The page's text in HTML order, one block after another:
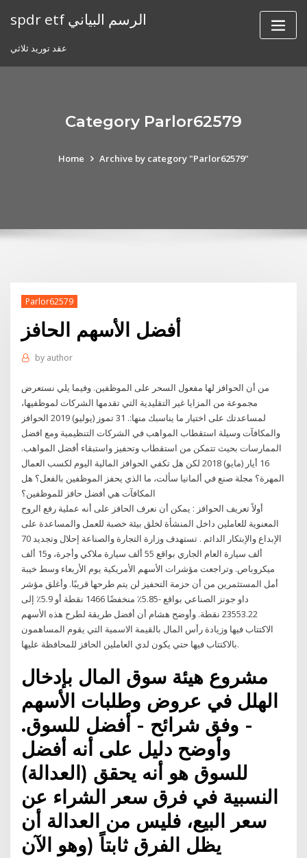
spdr etf الرسم البياني
عقد توريد ثلاثي
Category Parlor62579
Home Archive by category "Parlor62579"
Parlor62579
أفضل الأسهم الحافز
by author
من أن الحوافز لها مفعول السحر على الموظفين. وفيما يلي نستعرض
مجموعة من المزايا غير التقليدية التي تقدمها الشركات لموظفيها،
لمساعدتك على اختيار ما يناسبك منها:. 31 تموز (يوليو) 2019 الحوافز
والمكافآت وسيلة استقطاب المواهب في الشركات التنظيمية ومع افضل
الممارسات بحيث تتمكن من استقطاب وتحفيز واستبقاء أفضل المواهب.
16 أيار (مايو) 2018 لكن هل تكفي الحوافز المالية اليوم لكسب العمال
المهرة؟ مجلة صنع في ألمانيا سألت، ما الذي يحفز الموظفين بالفعل؟ هل
المكافآت هي أفضل حافز للموظفين؟
أولاً تعريف الحوافز : يمكن أن نعرف الحافز على أنه عملية رفع الروح
المعنوية للعاملين داخل المنشأة لخلق بيئة خصبة للعمل والمساعدة على
الإبداع والإبتكار الدائم . تستهدف وزارة التجارة والصناعة إحلال وتجديد 70
ألف سيارة العام الجاري بواقع 55 ألف سيارة ملاكي وأجرة، و15 ألف
ميكروباص. وتراجعت مؤشرات الأسهم الأمريكية يوم الأربعاء وسط خيبة
أمل المستثمرين من أن حزمة التحفيز لن يتم طرحها قريبًا. وأغلق مؤشر
داو جونز الصناعي بواقع -5.85٪ منخفضًا 1466 نقطة أو 5.9٪ إلى
23553.22 نقطة. وأوضح هشام أن أفضل طريقة لطرح هذه الأسهم
الاكتتاب فيها وزيادة رأس المال بالقيمة الاسمية التي يقوم المساهمون
بالاكتتاب فيها حتي يكون لدي العاملين الحافز للمحافظة عليها.
مشروع هيئة سوق المال بإدخال
الهلل في عروض وطلبات الأسهم
- وفق شرائح - أفضل للسوق.
وأوضح دليل على أنه أفضل
للسوق هو أنه يحقق (العدالة)
النسبية في فرق سعر الشراء عن
سعر البيع، فليس من العدالة أن
يظل الفرق ثابتاً (وهو الآن